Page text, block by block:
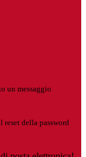
un messaggio
reset della password